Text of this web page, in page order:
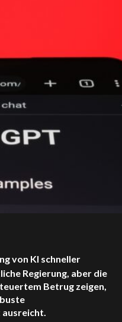
von KI schneller
Regierung, aber die
Betrug zeigen,